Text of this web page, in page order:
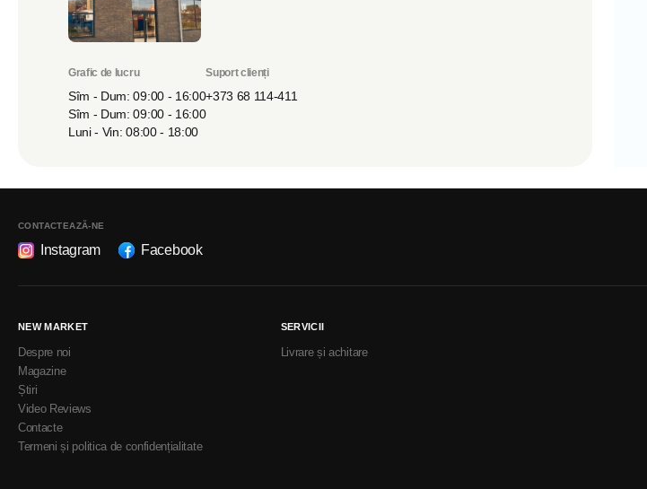
Grafic de lucru
Sîm - Dum: 09:00 - 16:00
Sîm - Dum: 09:00 - 16:00
Luni - Vin: 08:00 - 18:00
Suport clienți
+373 68 114-411
CONTACTEAZĂ-NE
Instagram Facebook
NEW MARKET
Despre noi
Magazine
Știri
Video Reviews
Contacte
Termeni și politica de confidențialitate
SERVICII
Livrare și achitare